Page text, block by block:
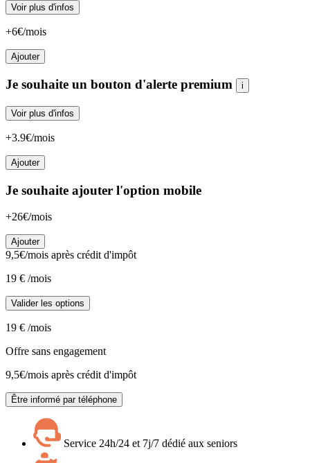
Voir plus d'infos
+6€/mois
Ajouter
Je souhaite un bouton d'alerte premium i
Voir plus d'infos
+3.9€/mois
Ajouter
Je souhaite ajouter l'option mobile
+26€/mois
Ajouter
9,5€/mois après crédit d'impôt
19 € /mois
Valider les options
19 € /mois
Offre sans engagement
9,5€/mois après crédit d'impôt
Être informé par téléphone
Service 24h/24 et 7j/7 dédié aux seniors